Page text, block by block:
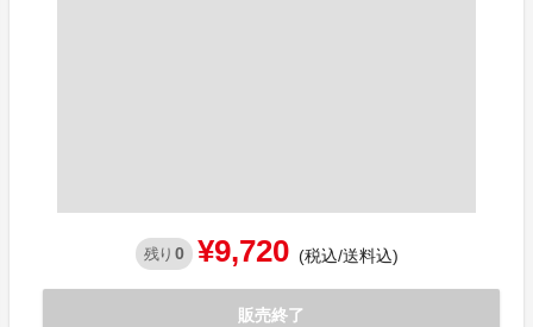
残り 0 ¥9,720 (税込/送料込)
販売終了